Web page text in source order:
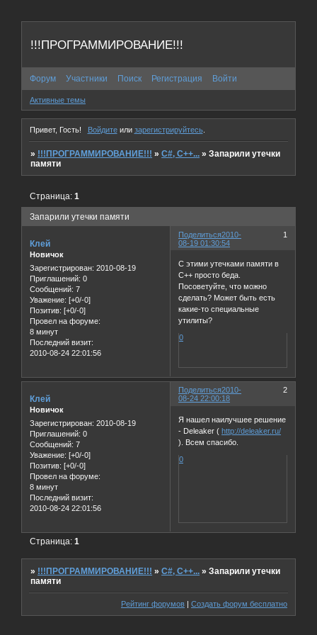
!!!ПРОГРАММИРОВАНИЕ!!!
Форум Участники Поиск Регистрация Войти
Активные темы
Привет, Гость! Войдитеили зарегистрируйтесь.
» !!!ПРОГРАММИРОВАНИЕ!!! »C#, C++... »Запарили утечки
памяти
Запарили утечки памяти
Страница:1
Поделиться 1
2010-
08-19 01:30:54
Клей
Новичок
Зарегистрирован: 2010-08-19
Приглашений: 0
Сообщений: 7
Уважение: [+0/-0]
Позитив: [+0/-0]
Провел на форуме:
8 минут
Последний визит:
2010-08-24 22:01:56
С этими утечками памяти в
C++ просто беда.
Посоветуйте, что можно
сделать? Может быть есть
какие-то специальные
утилиты?
0
Поделиться 2
2010-
08-24 22:00:18
Клей
Новичок
Зарегистрирован: 2010-08-19
Приглашений: 0
Сообщений: 7
Уважение: [+0/-0]
Позитив: [+0/-0]
Провел на форуме:
8 минут
Последний визит:
2010-08-24 22:01:56
Я нашел наилучшее решение
- Deleaker (http://deleaker.ru/
). Всем спасибо.
0
Страница:1
» !!!ПРОГРАММИРОВАНИЕ!!! »C#, C++... »Запарили утечки
памяти
Рейтинг форумов | Создать форум бесплатно